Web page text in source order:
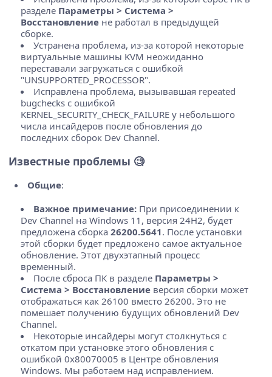
разделе Параметры > Система >
Восстановление не работал в предыдущей
сборке.
Устранена проблема, из-за которой некоторые
виртуальные машины KVM неожиданно
переставали загружаться с ошибкой
"UNSUPPORTED_PROCESSOR".
Исправлена проблема, вызывавшая repeated
bugchecks с ошибкой
KERNEL_SECURITY_CHECK_FAILURE у небольшого
числа инсайдеров после обновления до
последних сборок Dev Channel.
Известные проблемы 🧐
Общие:
Важное примечание: При присоединении к
Dev Channel на Windows 11, версия 24H2, будет
предложена сборка 26200.5641. После установки
этой сборки будет предложено самое актуальное
обновление. Этот двухэтапный процесс
временный.
После сброса ПК в разделе Параметры >
Система > Восстановление версия сборки может
отображаться как 26100 вместо 26200. Это не
помешает получению будущих обновлений Dev
Channel.
Некоторые инсайдеры могут столкнуться с
откатом при установке этого обновления с
ошибкой 0x80070005 в Центре обновления
Windows. Мы работаем над исправлением.